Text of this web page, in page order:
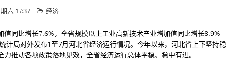
六 17:37 经济
值同比增长7.6%，全省规模以上工业高新技术产业增加值同比增长8.9%
计局对外发布1至7月河北省经济运行情况。今年以来，河北省上下坚持稳
力推动各项政策落地见效，全省经济运行总体平稳、稳中有进。